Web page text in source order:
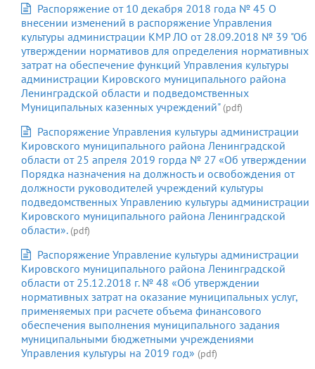
Распоряжение от 10 декабря 2018 года № 45 О
внесении изменений в распоряжение Управления
культуры администрации КМР ЛО от 28.09.2018 № 39 "Об
утверждении нормативов для определения нормативных
затрат на обеспечение функций Управления культуры
администрации Кировского муниципального района
Ленинградской области и подведомственных
Муниципальных казенных учреждений" (pdf)
Распоряжение Управления культуры администрации
Кировского муниципального района Ленинградской
области от 25 апреля 2019 горда № 27 «Об утверждении
Порядка назначения на должность и освобождения от
должности руководителей учреждений культуры
подведомственных Управлению культуры администрации
Кировского муниципального района Ленинградской
области». (pdf)
Распоряжение Управление культуры администрации
Кировского муниципального района Ленинградской
области от 25.12.2018 г. № 48 «Об утверждении
нормативных затрат на оказание муниципальных услуг,
применяемых при расчете объема финансового
обеспечения выполнения муниципального задания
муниципальными бюджетными учреждениями
Управления культуры на 2019 год» (pdf)